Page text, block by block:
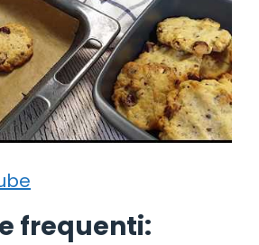
frequenti: